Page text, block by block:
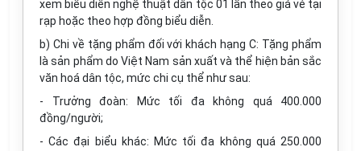
xem biểu diễn nghệ thuật dân tộc 01 lần theo giá vé tại
rạp hoặc theo hợp đồng biểu diễn.
b) Chi về tặng phẩm đối với khách hạng C: Tặng phẩm
là sản phẩm do Việt Nam sản xuất và thể hiện bản sắc
văn hoá dân tộc, mức chi cụ thể như sau:
- Trưởng đoàn: Mức tối đa không quá 400.000
đồng/người;
- Các đại biểu khác: Mức tối đa không quá 250.000